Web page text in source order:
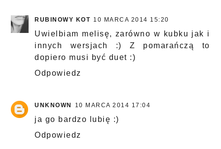
RUBINOWY KOT 10 MARCA 2014 15:20
Uwielbiam melisę, zarówno w kubku jak i
innych wersjach :) Z pomarańczą to
dopiero musi być duet :)
Odpowiedz
UNKNOWN 10 MARCA 2014 17:04
ja go bardzo lubię :)
Odpowiedz